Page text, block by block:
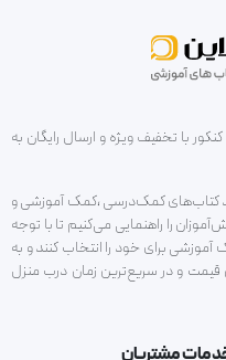
با تخفیف ویژه و ارسال رایگان به
کتاب‌های کمک‌درسی ،کمک آموزشی و
را راهنمایی می‌کنیم تا با توجه
برای خود را انتخاب کنند و به
قیمت و در سریع‌ترین زمان درب منزل
مشتریان